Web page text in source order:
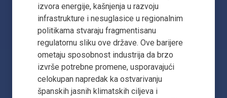
izvora energije, kašnjenja u razvoju
infrastrukture i nesuglasice u regionalnim
politikama stvaraju fragmentisanu
regulatornu sliku ove države. Ove barijere
ometaju sposobnost industrija da brzo
izvrše potrebne promene, usporavajući
celokupan napredak ka ostvarivanju
španskih jasnih klimatskih ciljeva i